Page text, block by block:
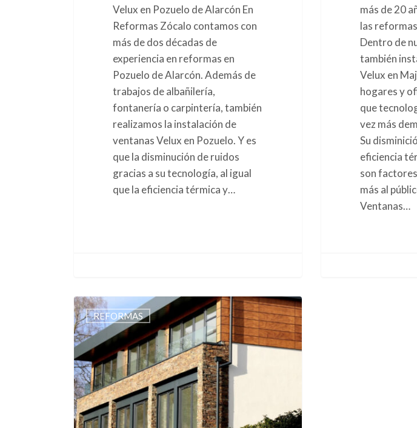
Velux en Pozuelo de Alarcón En
Reformas Zócalo contamos con
más de dos décadas de
experiencia en reformas en
Pozuelo de Alarcón. Además de
trabajos de albañilería,
fontanería o carpintería, también
realizamos la instalación de
ventanas Velux en Pozuelo. Y es
que la disminución de ruidos
gracias a su tecnología, al igual
que la eficiencia térmica y…
más de 20
las
Dentro de
también
Velux en
hogares y
que
vez más
Su
eficiencia
son
más al
Ventanas…
Instalación
de
ventanas
Velux
en
Las
Rozas
de
REFORMAS